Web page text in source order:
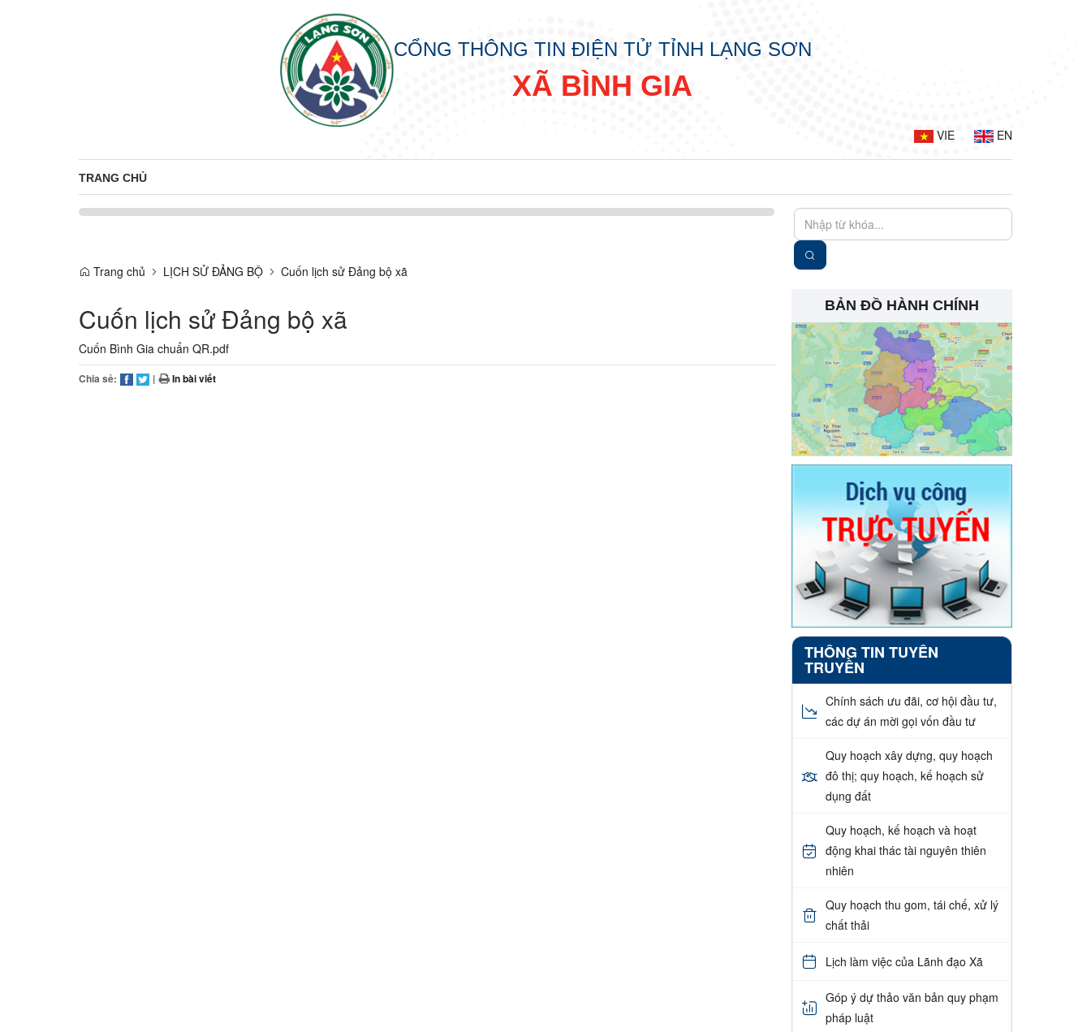
CỔNG THÔNG TIN ĐIỆN TỬ TỈNH LẠNG SƠN
XÃ BÌNH GIA
VIE EN
TRANG CHỦ
Trang chủ LỊCH SỬ ĐẢNG BỘ Cuốn lịch sử Đảng bộ xã
Cuốn lịch sử Đảng bộ xã
Cuốn Bình Gia chuẩn QR.pdf
Chia sẻ: | In bài viết
BẢN ĐỒ HÀNH CHÍNH
THÔNG TIN TUYÊN
TRUYỀN
Chính sách ưu đãi, cơ hội đầu tư,
các dự án mời gọi vốn đầu tư
Quy hoạch xây dựng, quy hoạch
đô thị; quy hoạch, kế hoạch sử
dụng đất
Quy hoạch, kế hoạch và hoạt
động khai thác tài nguyên thiên
nhiên
Quy hoạch thu gom, tái chế, xử lý
chất thải
Lịch làm việc của Lãnh đạo Xã
Góp ý dự thảo văn bản quy phạm
pháp luật